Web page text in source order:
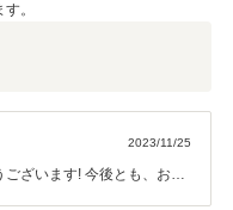
。
2023/11/25
ざいます! 今後とも、お客